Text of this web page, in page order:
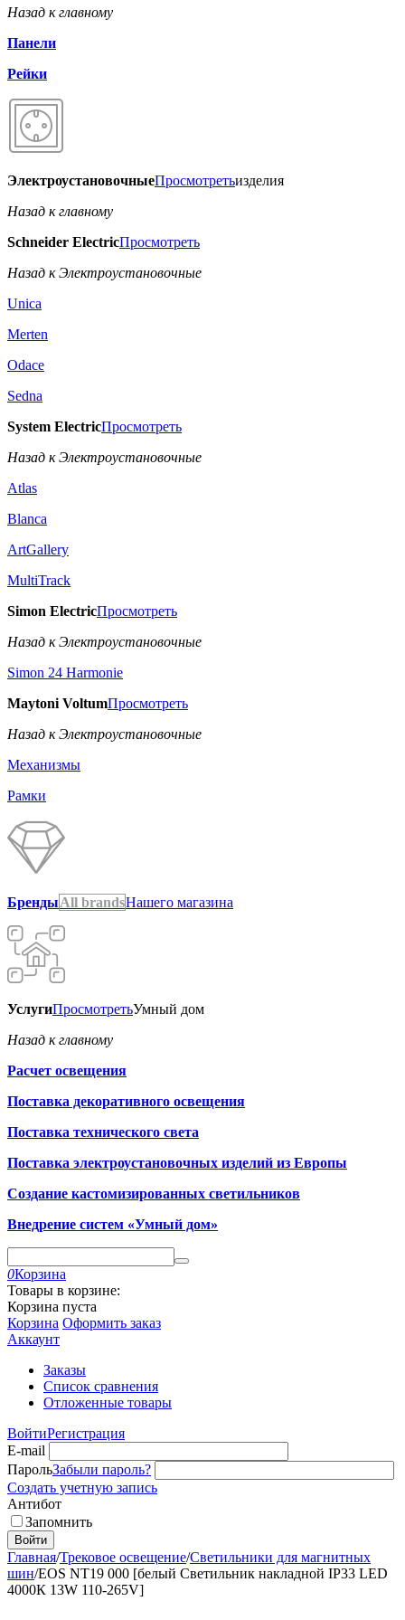
Назад к главному
Панели
Рейки
ЭлектроустановочныеПросмотретьизделия
Назад к главному
Schneider ElectricПросмотреть
Назад к Электроустановочные
Unica
Merten
Odace
Sedna
System ElectricПросмотреть
Назад к Электроустановочные
Atlas
Blanca
ArtGallery
MultiTrack
Simon ElectricПросмотреть
Назад к Электроустановочные
Simon 24 Harmonie
Maytoni VoltumПросмотреть
Назад к Электроустановочные
Механизмы
Рамки
БрендыAll brandsНашего магазина
УслугиПросмотретьУмный дом
Назад к главному
Расчет освещения
Поставка декоративного освещения
Поставка технического света
Поставка электроустановочных изделий из Европы
Создание кастомизированных светильников
Внедрение систем «Умный дом»
0Корзина
Товары в корзине:
Корзина пуста
Корзина Оформить заказ
Аккаунт
Заказы
Список сравнения
Отложенные товары
ВойтиРегистрация
E-mail
ПарольЗабыли пароль?
Создать учетную запись
Антибот
Запомнить
Войти
Главная/Трековое освещение/Светильники для магнитных
шин/EOS NT19 000 [белый Светильник накладной IP33 LED
4000К 13W 110-265V]